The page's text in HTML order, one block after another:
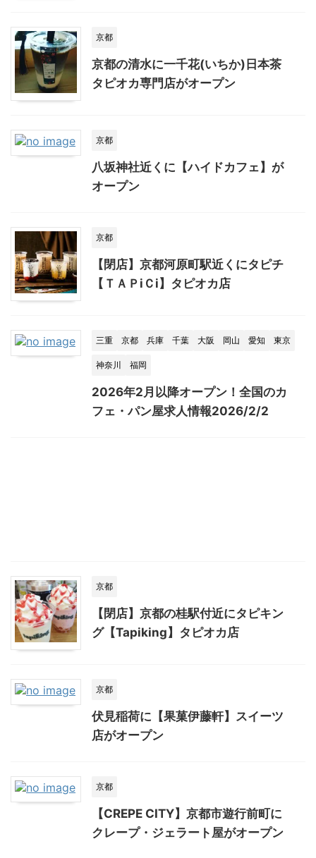
京都
京都の清水に一千花(いちか)日本茶
タピオカ専門店がオープン
京都
八坂神社近くに【ハイドカフェ】が
オープン
京都
【閉店】京都河原町駅近くにタピチ
【ＴＡＰiＣi】タピオカ店
三重 京都 兵庫 千葉 大阪 岡山 愛知 東京
神奈川 福岡
2026年2月以降オープン！全国のカ
フェ・パン屋求人情報2026/2/2
京都
【閉店】京都の桂駅付近にタピキン
グ【Tapiking】タピオカ店
京都
伏見稲荷に【果菓伊藤軒】スイーツ
店がオープン
京都
【CREPE CITY】京都市遊行前町に
クレープ・ジェラート屋がオープン